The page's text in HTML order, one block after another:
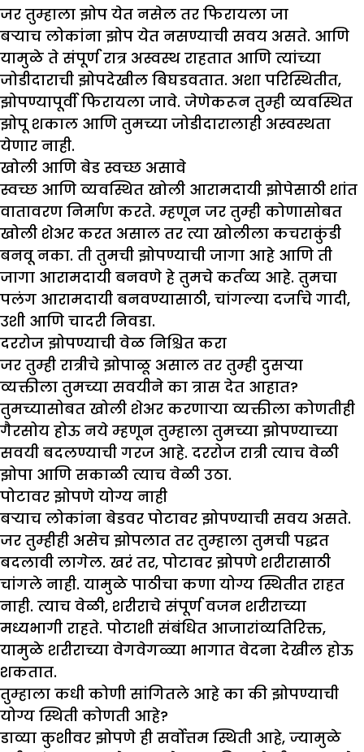
जर तुम्हाला झोप येत नसेल तर फिरायला जा
बऱ्याच लोकांना झोप येत नसण्याची सवय असते. आणि
यामुळे ते संपूर्ण रात्र अस्वस्थ राहतात आणि त्यांच्या
जोडीदाराची झोपदेखील बिघडवतात. अशा परिस्थितीत,
झोपण्यापूर्वी फिरायला जावे. जेणेकरून तुम्ही व्यवस्थित
झोपू शकाल आणि तुमच्या जोडीदारालाही अस्वस्थता
येणार नाही.
खोली आणि बेड स्वच्छ असावे
स्वच्छ आणि व्यवस्थित खोली आरामदायी झोपेसाठी शांत
वातावरण निर्माण करते. म्हणून जर तुम्ही कोणासोबत
खोली शेअर करत असाल तर त्या खोलीला कचराकुंडी
बनवू नका. ती तुमची झोपण्याची जागा आहे आणि ती
जागा आरामदायी बनवणे हे तुमचे कर्तव्य आहे. तुमचा
पलंग आरामदायी बनवण्यासाठी, चांगल्या दर्जाचे गादी,
उशी आणि चादरी निवडा.
दररोज झोपण्याची वेळ निश्चित करा
जर तुम्ही रात्रीचे झोपाळू असाल तर तुम्ही दुसऱ्या
व्यक्तीला तुमच्या सवयीने का त्रास देत आहात?
तुमच्यासोबत खोली शेअर करणाऱ्या व्यक्तीला कोणतीही
गैरसोय होऊ नये म्हणून तुम्हाला तुमच्या झोपण्याच्या
सवयी बदलण्याची गरज आहे. दररोज रात्री त्याच वेळी
झोपा आणि सकाळी त्याच वेळी उठा.
पोटावर झोपणे योग्य नाही
बऱ्याच लोकांना बेडवर पोटावर झोपण्याची सवय असते.
जर तुम्हीही असेच झोपलात तर तुम्हाला तुमची पद्धत
बदलावी लागेल. खरं तर, पोटावर झोपणे शरीरासाठी
चांगले नाही. यामुळे पाठीचा कणा योग्य स्थितीत राहत
नाही. त्याच वेळी, शरीराचे संपूर्ण वजन शरीराच्या
मध्यभागी राहते. पोटाशी संबंधित आजारांव्यतिरिक्त,
यामुळे शरीराच्या वेगवेगळ्या भागात वेदना देखील होऊ
शकतात.
तुम्हाला कधी कोणी सांगितले आहे का की झोपण्याची
योग्य स्थिती कोणती आहे?
डाव्या कुशीवर झोपणे ही सर्वोत्तम स्थिती आहे, ज्यामुळे